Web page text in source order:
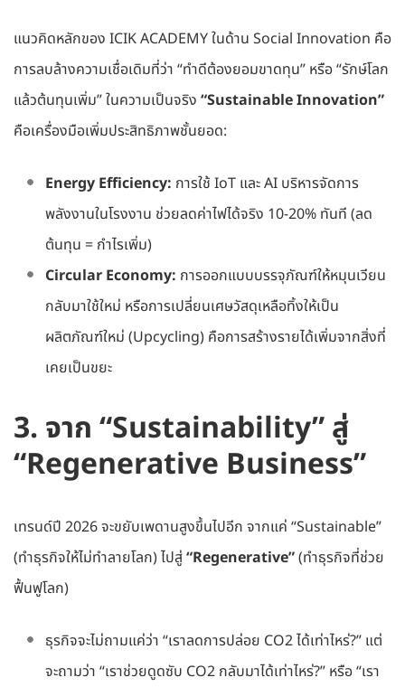
แนวคิดหลักของ ICIK ACADEMY ในด้าน Social Innovation คือ
การลบล้างความเชื่อเดิมที่ว่า “ทำดีต้องยอมขาดทุน” หรือ “รักษ์โลก
แล้วต้นทุนเพิ่ม” ในความเป็นจริง “Sustainable Innovation”
คือเครื่องมือเพิ่มประสิทธิภาพชั้นยอด:
Energy Efficiency: การใช้ IoT และ AI บริหารจัดการ
พลังงานในโรงงาน ช่วยลดค่าไฟได้จริง 10-20% ทันที (ลด
ต้นทุน = กำไรเพิ่ม)
Circular Economy: การออกแบบบรรจุภัณฑ์ให้หมุนเวียน
กลับมาใช้ใหม่ หรือการเปลี่ยนเศษวัสดุเหลือทิ้งให้เป็น
ผลิตภัณฑ์ใหม่ (Upcycling) คือการสร้างรายได้เพิ่มจากสิ่งที่
เคยเป็นขยะ
3. จาก “Sustainability” สู่
“Regenerative Business”
เทรนด์ปี 2026 จะขยับเพดานสูงขึ้นไปอีก จากแค่ “Sustainable”
(ทำธุรกิจให้ไม่ทำลายโลก) ไปสู่“Regenerative”(ทำธุรกิจที่ช่วย
ฟื้นฟูโลก)
ธุรกิจจะไม่ถามแค่ว่า “เราลดการปล่อย CO2 ได้เท่าไหร่?” แต่
จะถามว่า “เราช่วยดูดซับ CO2 กลับมาได้เท่าไหร่?” หรือ “เรา